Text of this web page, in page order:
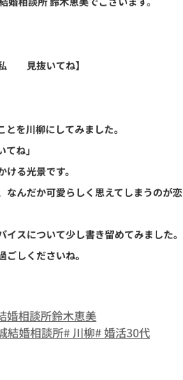
見抜いてね】
を川柳にしてみました。
ね」
る光景です。
なんだか可愛らしく思えてしまうのが恋
スについて少し書き留めてみました。
しくださいね。
婚相談所鈴木恵美
結婚相談所# 川柳# 婚活30代